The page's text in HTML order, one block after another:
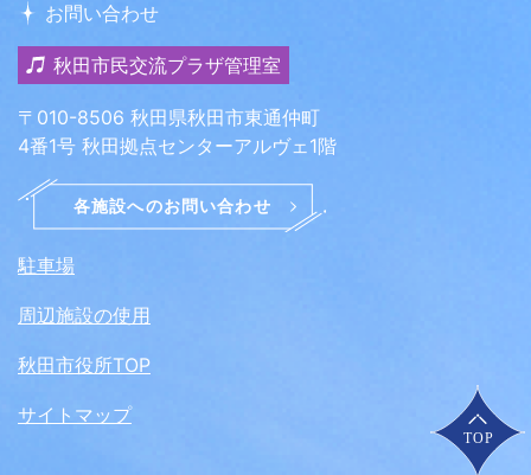
お問い合わせ
秋田市民交流プラザ管理室
〒010-8506 秋田県秋田市東通仲町
4番1号 秋田拠点センターアルヴェ1階
駐車場
周辺施設の使用
秋田市役所TOP
サイトマップ